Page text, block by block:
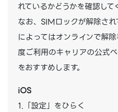
れているかどうかを確認して
なお、SIMロックが解除さ
によってはオンラインで解
度ご利用のキャリアの公式
をおすすめします。
iOS
1.「設定」をひらく